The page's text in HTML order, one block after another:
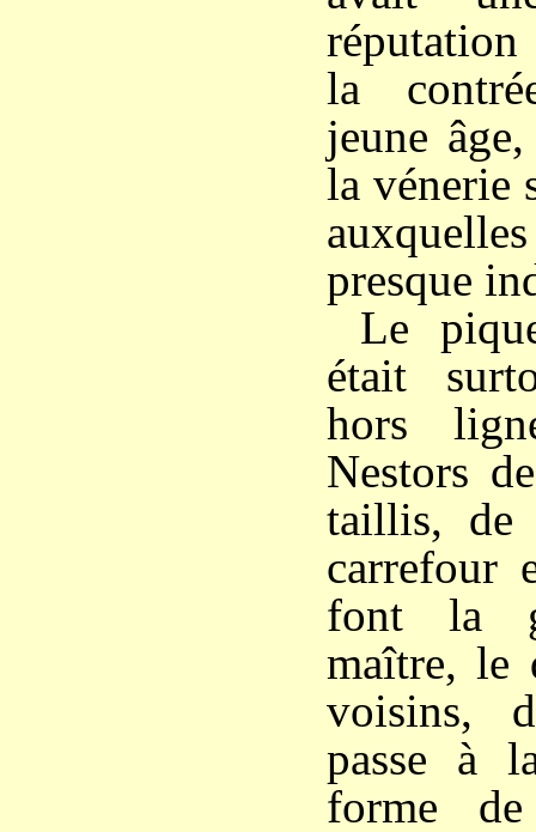
la
jeune
la vénerie
presque
Le
était
hors
Nestors
taillis, de
carrefour
font la
maître, le
voisins,
passe à
forme